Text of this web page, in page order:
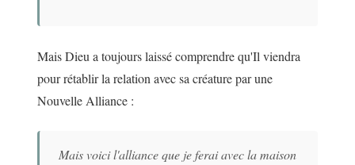
Mais Dieu a toujours laissé comprendre qu'Il viendra
pour rétablir la relation avec sa créature par une
Nouvelle Alliance :
Mais voici l'alliance que je ferai avec la maison